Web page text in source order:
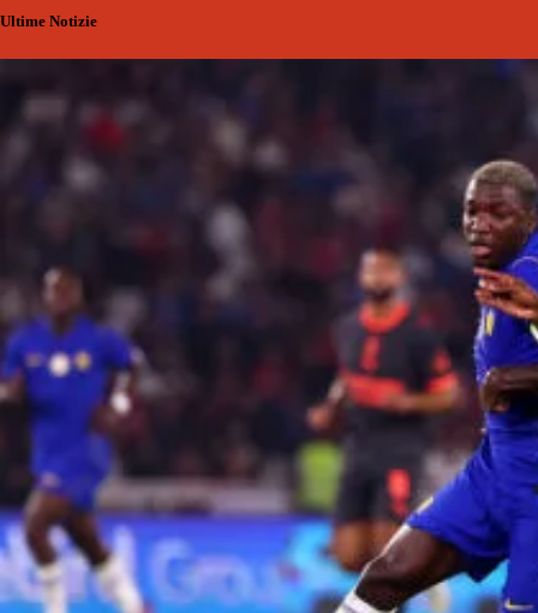
Ultime Notizie